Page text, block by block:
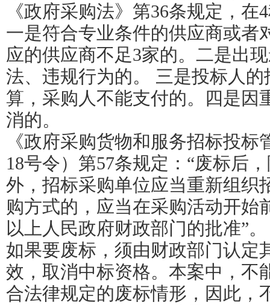
《政府采购法》第36条规定，
一是符合专业条件的供应商或者
应的供应商不足3家的。二是出
法、违规行为的。 三是投标人
算，采购人不能支付的。四是因
消的。
《政府采购货物和服务招标投
18号令）第57条规定：“废标后
外，招标采购单位应当重新组织
购方式的，应当在采购活动开始
以上人民政府财政部门的批准”。
如果要废标，须由财政部门认定
效，取消中标资格。本案中，不
合法律规定的废标情形，因此，